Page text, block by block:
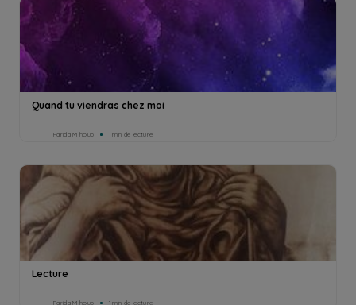
Quand tu viendras chez moi
Farida Mihoub 1min de lecture
Lecture
Farida Mihoub 1min de lecture